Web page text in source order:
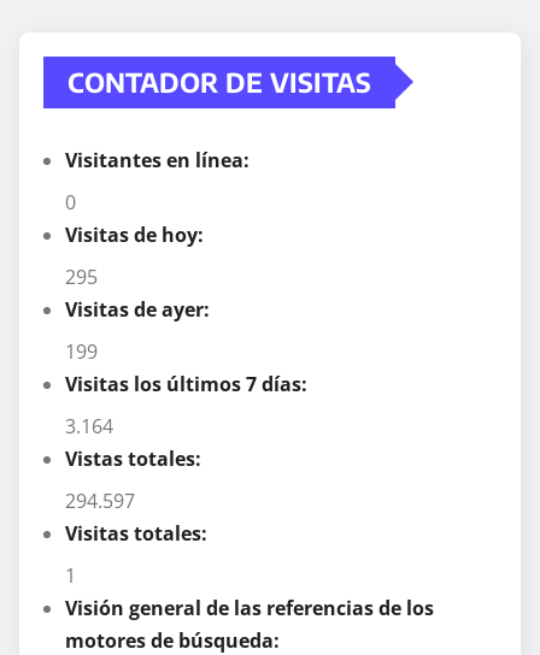
CONTADOR DE VISITAS
Visitantes en línea:
0
Visitas de hoy:
295
Visitas de ayer:
199
Visitas los últimos 7 días:
3.164
Vistas totales:
294.597
Visitas totales:
1
Visión general de las referencias de los
motores de búsqueda: